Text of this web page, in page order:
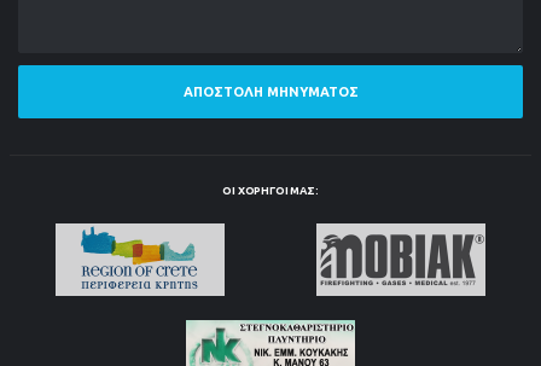
ΑΠΟΣΤΟΛΉ ΜΗΝΎΜΑΤΟΣ
ΟΙ ΧΟΡΗΓΟΊ ΜΑΣ: